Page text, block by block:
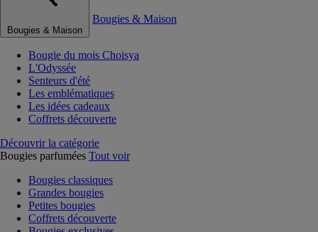
Bougies & Maison
Bougies & Maison
Bougie du mois Choisya
L'Odyssée
Senteurs d'été
Les emblématiques
Les idées cadeaux
Coffrets découverte
Découvrir la catégorie
Bougies parfumées Tout voir
Bougies classiques
Grandes bougies
Petites bougies
Coffrets découverte